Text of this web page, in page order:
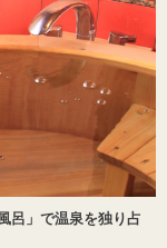
呂」で温泉を独り占